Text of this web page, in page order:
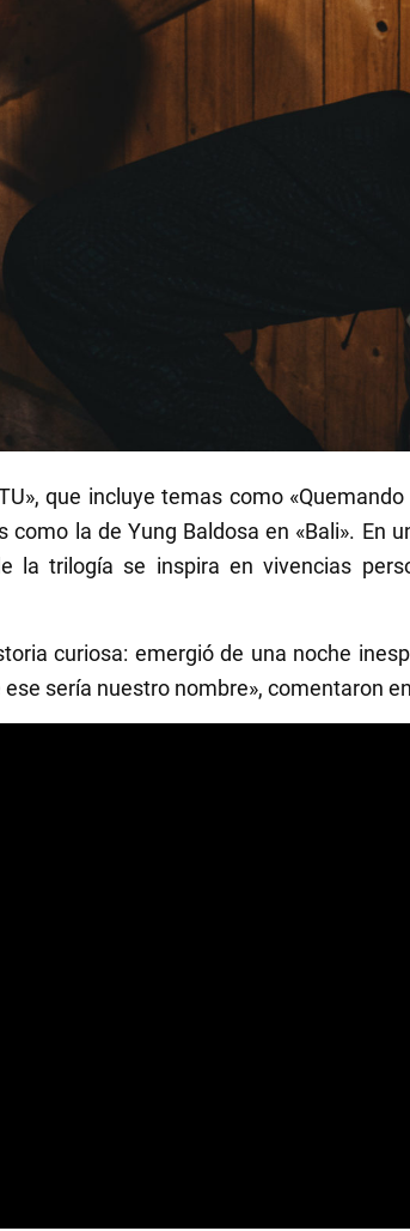
que incluye temas como
la de Yung Baldosa en «Bali». En
la trilogía se inspira en vivencias
curiosa: emergió de una noche
sería nuestro nombre», comentaron